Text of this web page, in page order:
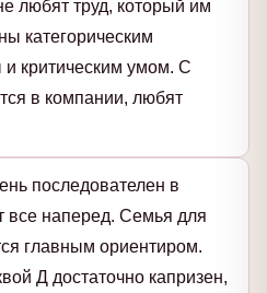
любят труд, который им
категорическим
критическим умом. С
в компании, любят
последователен в
все наперед. Семья для
главным ориентиром.
Д достаточно капризен,